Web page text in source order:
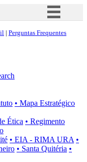
Simplifique!
à informação
Canais
| Perguntas Frequentes
• Mapa Estratégico
Ética • Regimento
• EIA - RIMA URA •
• Santa Quitéria •